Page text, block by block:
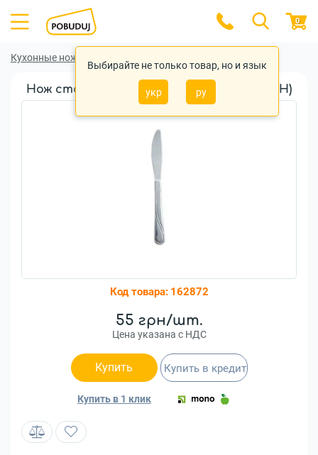
Выбирайте не только товар, но и язык
укр ру
0
Кухонные ножи
Нож столовой Bohmann Design (5946-1-BH)
Код товара: 162872
55 грн/шт.
Цена указана с НДС
Купить
Купить в 1 клик
Купить в кредит